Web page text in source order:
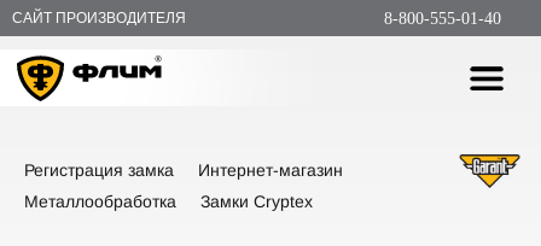
САЙТ ПРОИЗВОДИТЕЛЯ 8-800-555-01-40
Регистрация замка
Интернет-магазин
Металлообработка
Замки Cryptex